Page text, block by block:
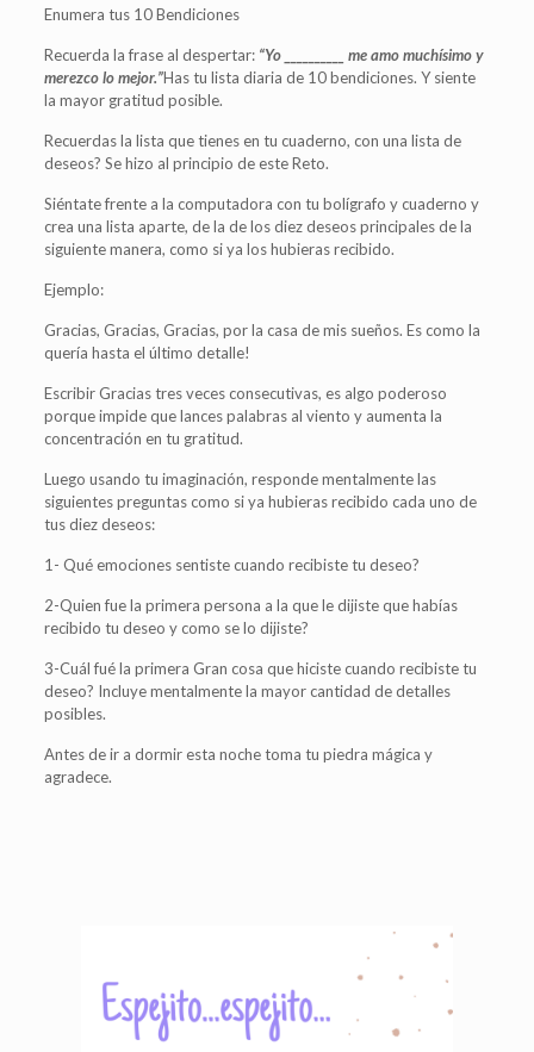
Enumera tus 10 Bendiciones
Recuerda la frase al despertar: “Yo __________ me amo muchísimo y
merezco lo mejor.”Has tu lista diaria de 10 bendiciones. Y siente
la mayor gratitud posible.
Recuerdas la lista que tienes en tu cuaderno, con una lista de
deseos? Se hizo al principio de este Reto.
Siéntate frente a la computadora con tu bolígrafo y cuaderno y
crea una lista aparte, de la de los diez deseos principales de la
siguiente manera, como si ya los hubieras recibido.
Ejemplo:
Gracias, Gracias, Gracias, por la casa de mis sueños. Es como la
quería hasta el último detalle!
Escribir Gracias tres veces consecutivas, es algo poderoso
porque impide que lances palabras al viento y aumenta la
concentración en tu gratitud.
Luego usando tu imaginación, responde mentalmente las
siguientes preguntas como si ya hubieras recibido cada uno de
tus diez deseos:
1- Qué emociones sentiste cuando recibiste tu deseo?
2-Quien fue la primera persona a la que le dijiste que habías
recibido tu deseo y como se lo dijiste?
3-Cuál fué la primera Gran cosa que hiciste cuando recibiste tu
deseo? Incluye mentalmente la mayor cantidad de detalles
posibles.
Antes de ir a dormir esta noche toma tu piedra mágica y
agradece.